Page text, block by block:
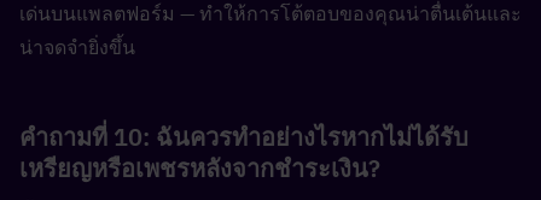
เด่นบนแพลตฟอร์ม — ทำให้การโต้ตอบของคุณน่าตื่นเต้นและ
น่าจดจำยิ่งขึ้น
คำถามที่ 10: ฉันควรทำอย่างไรหากไม่ได้รับ
เหรียญหรือเพชรหลังจากชำระเงิน?